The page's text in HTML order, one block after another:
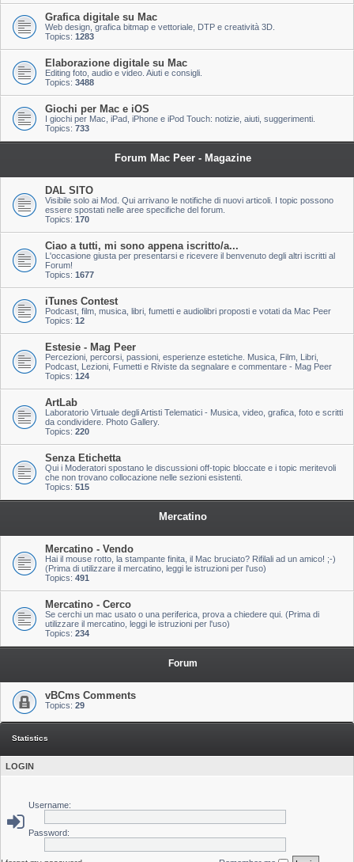
Grafica digitale su Mac
Web design, grafica bitmap e vettoriale, DTP e creatività 3D.
Topics: 1283
Elaborazione digitale su Mac
Editing foto, audio e video. Aiuti e consigli.
Topics: 3488
Giochi per Mac e iOS
I giochi per Mac, iPad, iPhone e iPod Touch: notizie, aiuti, suggerimenti.
Topics: 733
Forum Mac Peer - Magazine
DAL SITO
Visibile solo ai Mod. Qui arrivano le notifiche di nuovi articoli. I topic possono
essere spostati nelle aree specifiche del forum.
Topics: 170
Ciao a tutti, mi sono appena iscritto/a...
L'occasione giusta per presentarsi e ricevere il benvenuto degli altri iscritti al
Forum!
Topics: 1677
iTunes Contest
Podcast, film, musica, libri, fumetti e audiolibri proposti e votati da Mac Peer
Topics: 12
Estesie - Mag Peer
Percezioni, percorsi, passioni, esperienze estetiche. Musica, Film, Libri,
Podcast, Lezioni, Fumetti e Riviste da segnalare e commentare - Mag Peer
Topics: 124
ArtLab
Laboratorio Virtuale degli Artisti Telematici - Musica, video, grafica, foto e scritti
da condividere. Photo Gallery.
Topics: 220
Senza Etichetta
Qui i Moderatori spostano le discussioni off-topic bloccate e i topic meritevoli
che non trovano collocazione nelle sezioni esistenti.
Topics: 515
Mercatino
Mercatino - Vendo
Hai il mouse rotto, la stampante finita, il Mac bruciato? Rifilali ad un amico! ;-)
(Prima di utilizzare il mercatino, leggi le istruzioni per l'uso)
Topics: 491
Mercatino - Cerco
Se cerchi un mac usato o una periferica, prova a chiedere qui. (Prima di
utilizzare il mercatino, leggi le istruzioni per l'uso)
Topics: 234
Forum
vBCms Comments
Topics: 29
Statistics
LOGIN
Username:
Password: